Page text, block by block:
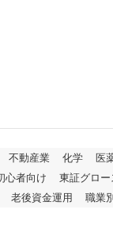
不動産業 化学 医
心者向け
東証グロー
老後資金運用
職業